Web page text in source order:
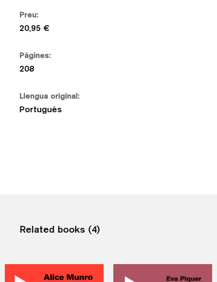
Preu:
20,95 €
Pàgines:
208
Llengua original:
Portuguès
Related books (4)